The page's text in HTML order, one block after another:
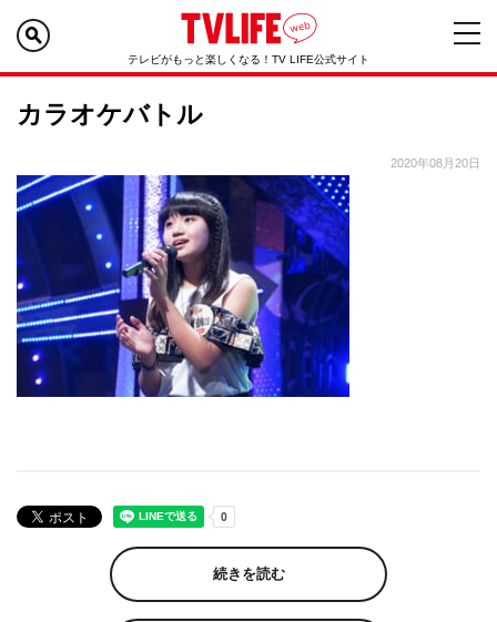
テレビがもっと楽しくなる！TV LIFE公式サイト
カラオケバトル
2020年08月20日
続きを読む